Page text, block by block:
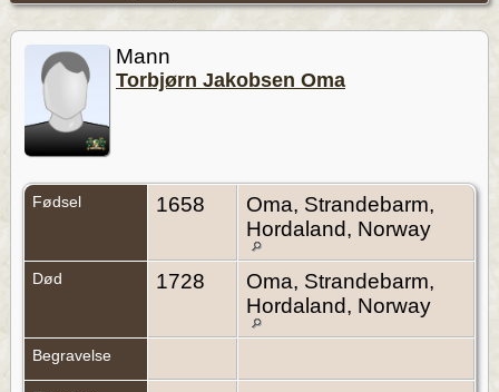
Mann
Torbjørn Jakobsen Oma
Fødsel 1658
Oma, Strandebarm,
Hordaland, Norway
Død 1728
Oma, Strandebarm,
Hordaland, Norway
Begravelse